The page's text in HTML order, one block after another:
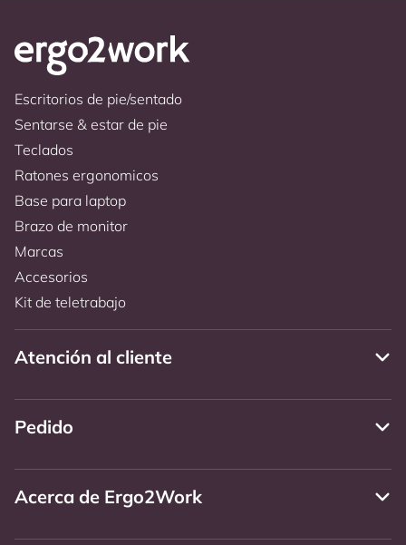
Escritorios de pie/sentado
Sentarse & estar de pie
Teclados
Ratones ergonomicos
Base para laptop
Brazo de monitor
Marcas
Accesorios
Kit de teletrabajo
Atención al cliente
Pedido
Acerca de Ergo2Work